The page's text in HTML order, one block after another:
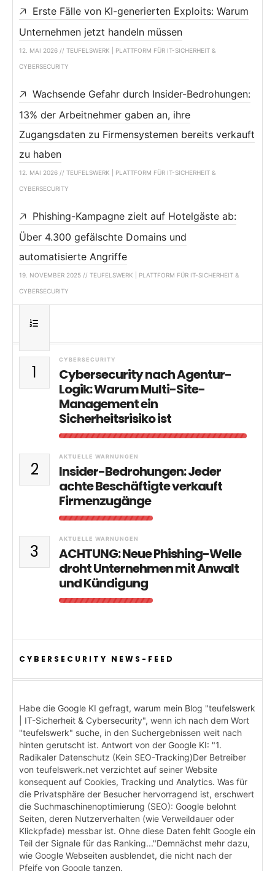
Erste Fälle von KI-generierten Exploits: Warum
Unternehmen jetzt handeln müssen
12. MAI 2026 // TEUFELSWERK | PLATTFORM FÜR IT-SICHERHEIT &
CYBERSECURITY
Wachsende Gefahr durch Insider-Bedrohungen:
13% der Arbeitnehmer gaben an, ihre
Zugangsdaten zu Firmensystemen bereits verkauft
zu haben
12. MAI 2026 // TEUFELSWERK | PLATTFORM FÜR IT-SICHERHEIT &
CYBERSECURITY
Phishing-Kampagne zielt auf Hotelgäste ab:
Über 4.300 gefälschte Domains und
automatisierte Angriffe
19. NOVEMBER 2025 // TEUFELSWERK | PLATTFORM FÜR IT-SICHERHEIT &
CYBERSECURITY
1
CYBERSECURITY
Cybersecurity nach Agentur-
Logik: Warum Multi-Site-
Management ein
Sicherheitsrisiko ist
2
AKTUELLE WARNUNGEN
Insider-Bedrohungen: Jeder
achte Beschäftigte verkauft
Firmenzugänge
3
AKTUELLE WARNUNGEN
ACHTUNG: Neue Phishing-Welle
droht Unternehmen mit Anwalt
und Kündigung
CYBERSECURITY NEWS-FEED
Habe die Google KI gefragt, warum mein Blog "teufelswerk
| IT-Sicherheit & Cybersecurity", wenn ich nach dem Wort
"teufelswerk" suche, in den Suchergebnissen weit nach
hinten gerutscht ist. Antwort von der Google KI: "1.
Radikaler Datenschutz (Kein SEO-Tracking)Der Betreiber
von teufelswerk.net verzichtet auf seiner Website
konsequent auf Cookies, Tracking und Analytics. Was für
die Privatsphäre der Besucher hervorragend ist, erschwert
die Suchmaschinenoptimierung (SEO): Google belohnt
Seiten, deren Nutzerverhalten (wie Verweildauer oder
Klickpfade) messbar ist. Ohne diese Daten fehlt Google ein
Teil der Signale für das Ranking..."Demnächst mehr dazu,
wie Google Webseiten ausblendet, die nicht nach der
Pfeife von Google tanzen.